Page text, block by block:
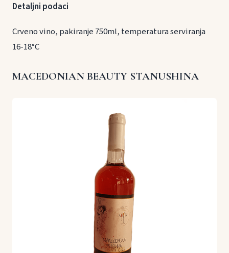
Detaljni podaci
Crveno vino, pakiranje 750ml, temperatura serviranja
16-18°C
MACEDONIAN BEAUTY STANUSHINA